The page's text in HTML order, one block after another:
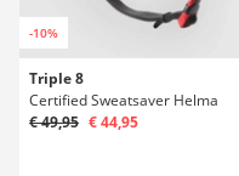
-10%
Triple 8
Certified Sweatsaver Helma
€ 49,95 € 44,95